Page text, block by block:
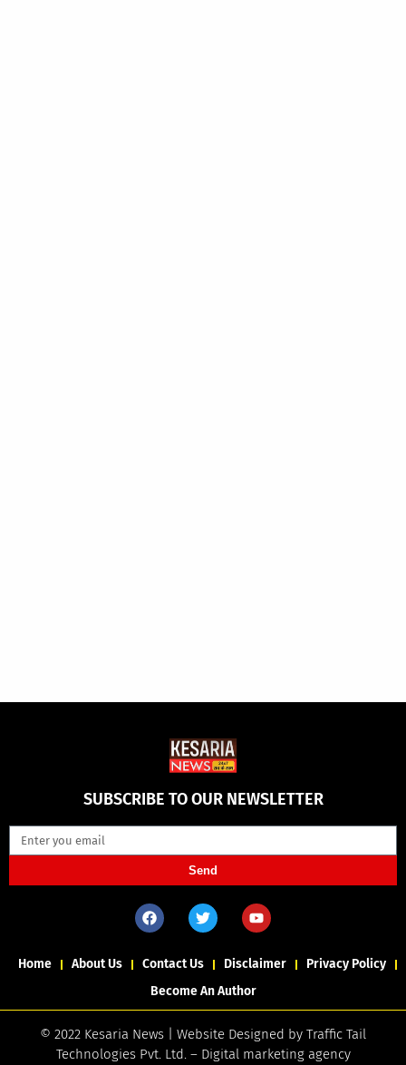
SUBSCRIBE TO OUR NEWSLETTER
Send
Home About Us Contact Us Disclaimer
Privacy Policy
Become An Author
© 2022 Kesaria News | Website Designed by Traffic Tail
Technologies Pvt. Ltd.– Digital marketing agency